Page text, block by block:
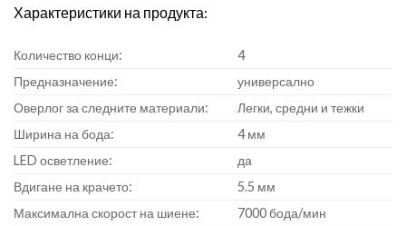
Характеристики на продукта:
Количество конци:
4
Предназначение:
универсално
Оверлог за следните материали:
Легки, средни и тежки
Ширина на бода:
4 мм
LED осветление:
да
Вдигане на крачето:
5.5 мм
Максимална скорост на шиене:
7000 бода/мин